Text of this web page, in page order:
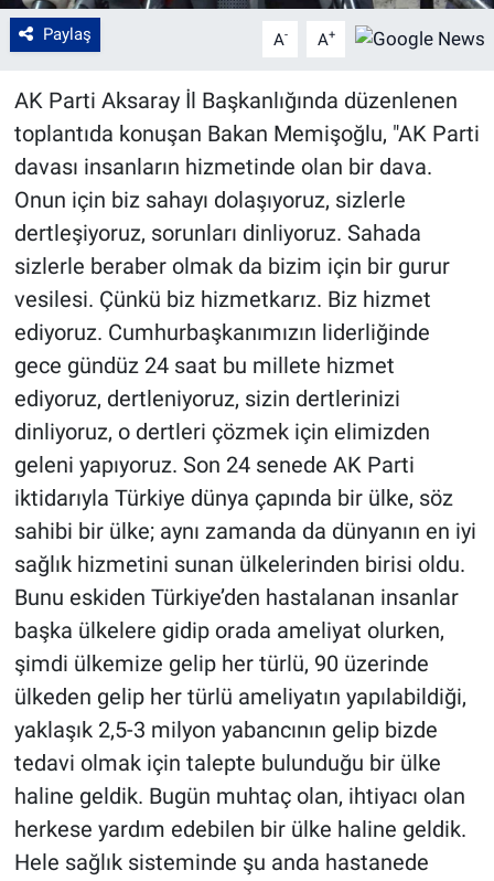
Paylaş A- A+
AK Parti Aksaray İl Başkanlığında düzenlenen
toplantıda konuşan Bakan Memişoğlu, "AK Parti
davası insanların hizmetinde olan bir dava.
Onun için biz sahayı dolaşıyoruz, sizlerle
dertleşiyoruz, sorunları dinliyoruz. Sahada
sizlerle beraber olmak da bizim için bir gurur
vesilesi. Çünkü biz hizmetkarız. Biz hizmet
ediyoruz. Cumhurbaşkanımızın liderliğinde
gece gündüz 24 saat bu millete hizmet
ediyoruz, dertleniyoruz, sizin dertlerinizi
dinliyoruz, o dertleri çözmek için elimizden
geleni yapıyoruz. Son 24 senede AK Parti
iktidarıyla Türkiye dünya çapında bir ülke, söz
sahibi bir ülke; aynı zamanda da dünyanın en iyi
sağlık hizmetini sunan ülkelerinden birisi oldu.
Bunu eskiden Türkiye’den hastalanan insanlar
başka ülkelere gidip orada ameliyat olurken,
şimdi ülkemize gelip her türlü, 90 üzerinde
ülkeden gelip her türlü ameliyatın yapılabildiği,
yaklaşık 2,5-3 milyon yabancının gelip bizde
tedavi olmak için talepte bulunduğu bir ülke
haline geldik. Bugün muhtaç olan, ihtiyacı olan
herkese yardım edebilen bir ülke haline geldik.
Hele sağlık sisteminde şu anda hastanede